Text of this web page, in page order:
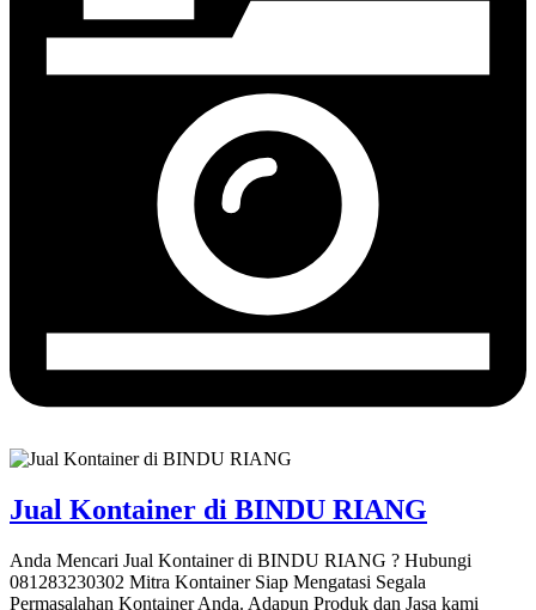
Jual Kontainer di BINDU RIANG
Anda Mencari Jual Kontainer di BINDU RIANG ? Hubungi
081283230302 Mitra Kontainer Siap Mengatasi Segala
Permasalahan Kontainer Anda. Adapun Produk dan Jasa kami